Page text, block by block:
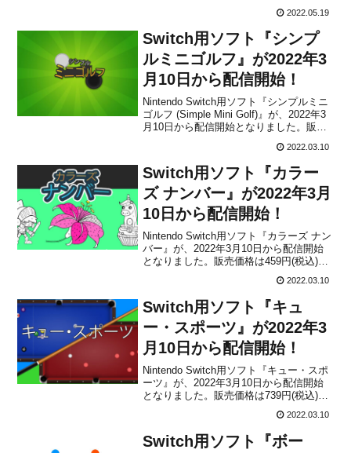
見た目を特徴とした、チェスゲームで
す。異なる難易度のコンピューターと対
戦したり、友達と一緒に対戦することが
で...
2022.05.19
Switch用ソフト『シンプ
ルミニゴルフ』が2022年3
月10日から配信開始！
Nintendo Switch用ソフト『シンプルミニ
ゴルフ (Simple Mini Golf)』が、2022年3
月10日から配信開始となりました。販売
海外プレイ動画本作は、Kistler Benjamin
による、シンプルな2Dトップダウ...
2022.03.10
Switch用ソフト『カラー
ズ ナンバー』が2022年3月
10日から配信開始！
Nintendo Switch用ソフト『カラーズ ナン
バー』が、2022年3月10日から配信開始
となりました。販売価格は459円(税込)に
設定されています。本作は、Kistler
Benjaminが手掛けた、さまざまなテーマ
が登場するぬりえゲームです。シンプル
で簡単な方法で絵を塗...
2022.03.10
Switch用ソフト『キュ
ー・スポーツ』が2022年3
月10日から配信開始！
Nintendo Switch用ソフト『キュー・スポ
ーツ』が、2022年3月10日から配信開始
となりました。販売価格は739円(税込)に
Benjaminが手掛けた、さまざまなビリヤ
ードとスヌーカーのゲームモードを収録
したビリヤードゲームで...
2022.03.10
Switch用ソフト『ボー